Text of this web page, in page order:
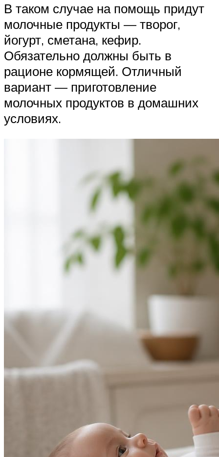
В таком случае на помощь придут
молочные продукты — творог,
йогурт, сметана, кефир.
Обязательно должны быть в
рационе кормящей. Отличный
вариант — приготовление
молочных продуктов в домашних
условиях.